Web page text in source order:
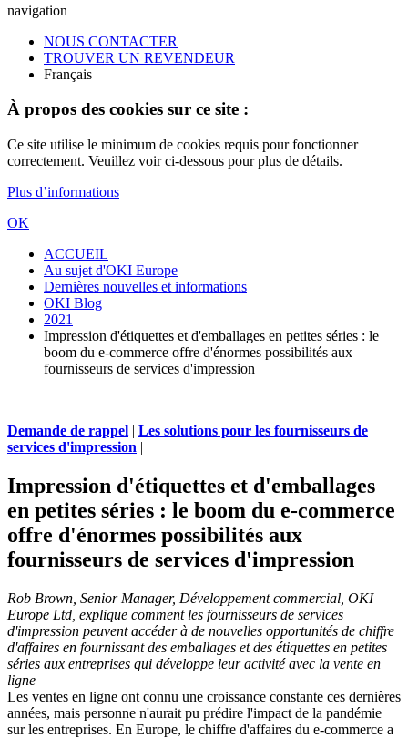
navigation
NOUS CONTACTER
TROUVER UN REVENDEUR
Français
À propos des cookies sur ce site :
Ce site utilise le minimum de cookies requis pour fonctionner
correctement. Veuillez voir ci-dessous pour plus de détails.
Plus d’informations
OK
ACCUEIL
Au sujet d'OKI Europe
Dernières nouvelles et informations
OKI Blog
2021
Impression d'étiquettes et d'emballages en petites séries : le
boom du e-commerce offre d'énormes possibilités aux
fournisseurs de services d'impression
Demande de rappel | Les solutions pour les fournisseurs de
services d'impression |
Impression d'étiquettes et d'emballages
en petites séries : le boom du e-commerce
offre d'énormes possibilités aux
fournisseurs de services d'impression
Rob Brown, Senior Manager, Développement commercial, OKI
Europe Ltd, explique comment les fournisseurs de services
d'impression peuvent accéder à de nouvelles opportunités de chiffre
d'affaires en fournissant des emballages et des étiquettes en petites
séries aux entreprises qui développe leur activité avec la vente en
ligne
Les ventes en ligne ont connu une croissance constante ces dernières
années, mais personne n'aurait pu prédire l'impact de la pandémie
sur les entreprises. En Europe, le chiffre d'affaires du e-commerce a